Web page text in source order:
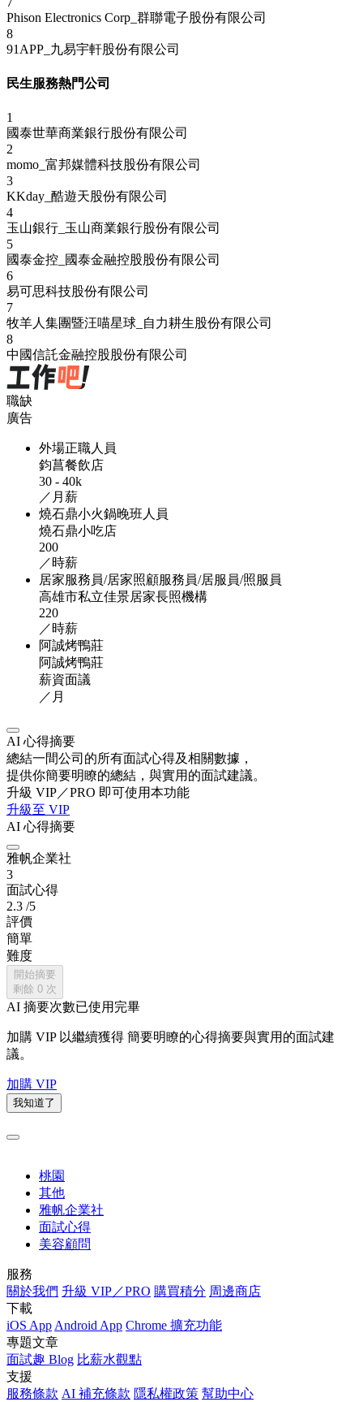
Phison Electronics Corp_群聯電子股份有限公司
8
91APP_九易宇軒股份有限公司
民生服務熱門公司
1
國泰世華商業銀行股份有限公司
2
momo_富邦媒體科技股份有限公司
3
KKday_酷遊天股份有限公司
4
玉山銀行_玉山商業銀行股份有限公司
5
國泰金控_國泰金融控股股份有限公司
6
易可思科技股份有限公司
7
牧羊人集團暨汪喵星球_自力耕生股份有限公司
8
中國信託金融控股股份有限公司
職缺
廣告
外場正職人員
鈞菖餐飲店
30 - 40k
／月薪
燒石鼎小火鍋晚班人員
燒石鼎小吃店
200
／時薪
居家服務員/居家照顧服務員/居服員/照服員
高雄市私立佳景居家長照機構
220
／時薪
阿誠烤鴨莊
阿誠烤鴨莊
薪資面議
／月
AI 心得摘要
總結一間公司的所有面試心得及相關數據，
提供你簡要明瞭的總結，與實用的面試建議。
升級 VIP／PRO 即可使用本功能
升級至 VIP
AI 心得摘要
雅帆企業社
3
面試心得
2.3 /5
評價
簡單
難度
開始摘要
剩餘 0 次
AI 摘要次數已使用完畢
加購 VIP 以繼續獲得 簡要明瞭的心得摘要與實用的面試建
議。
加購 VIP
我知道了
桃園
其他
雅帆企業社
面試心得
美容顧問
服務
關於我們 升級 VIP／PRO 購買積分 周邊商店
下載
iOS App Android App Chrome 擴充功能
專題文章
面試趣 Blog 比薪水觀點
支援
服務條款 AI 補充條款 隱私權政策 幫助中心